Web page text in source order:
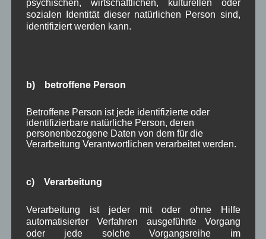
Gerd ErfertbeiÜber uns
Juli 2026(9)
Mai 2026(11)
April 2026(8)
März 2026(9)
Februar 2026(6)
November 2025(5)
September 2025(5)
August 2025(2)
Juli 2025
psychischen, wirtschaftlichen, kulturellen oder
sozialen Identität dieser natürlichen Person sind,
identifiziert werden kann.
b) betroffene Person
Betroffene Person ist jede identifizierte oder
identifizierbare natürliche Person, deren
personenbezogene Daten von dem für die
Verarbeitung Verantwortlichen verarbeitet werden.
c) Verarbeitung
Verarbeitung ist jeder mit oder ohne Hilfe
automatisierter Verfahren ausgeführte Vorgang
oder jede solche Vorgangsreihe im